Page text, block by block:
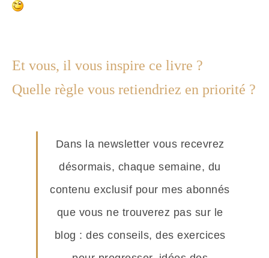
Et vous, il vous inspire ce livre ?
Quelle règle vous retiendriez en priorité ?
Dans la newsletter vous recevrez
désormais, chaque semaine, du
contenu exclusif pour mes abonnés
que vous ne trouverez pas sur le
blog : des conseils, des exercices